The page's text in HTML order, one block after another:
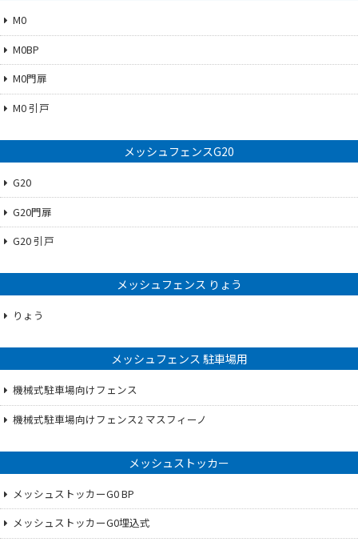
M0
M0BP
M0門扉
M0 引戸
メッシュフェンスG20
G20
G20門扉
G20 引戸
メッシュフェンス りょう
りょう
メッシュフェンス 駐車場用
機械式駐車場向けフェンス
機械式駐車場向けフェンス2 マスフィーノ
メッシュストッカー
メッシュストッカーG0 BP
メッシュストッカーG0埋込式